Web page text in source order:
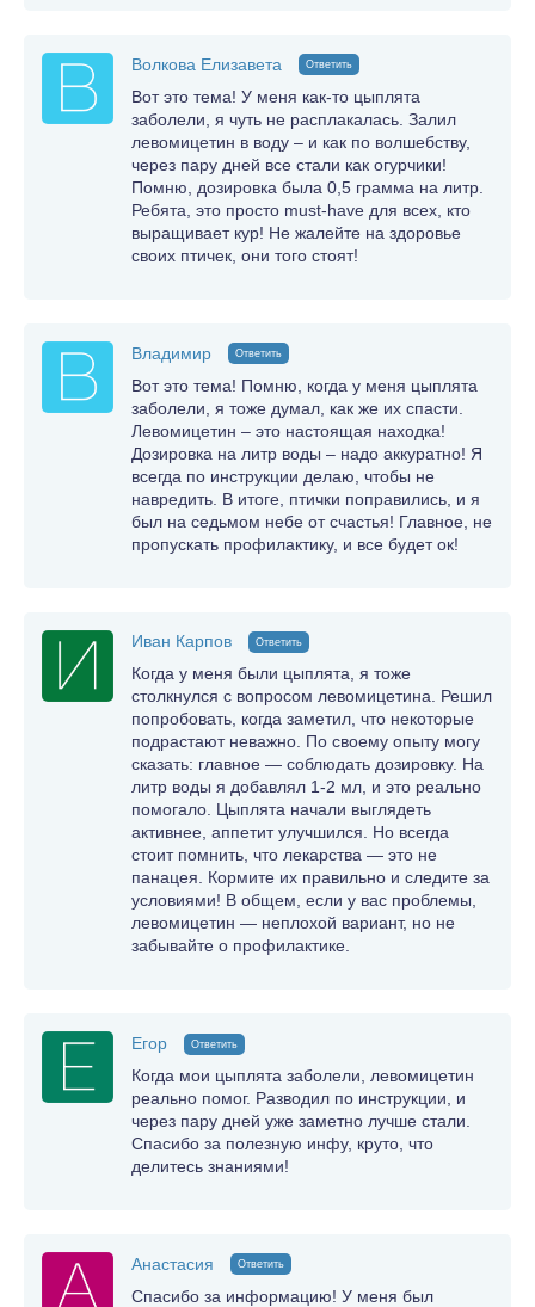
Волкова Елизавета Ответить
Вот это тема! У меня как-то цыплята
заболели, я чуть не расплакалась. Залил
левомицетин в воду – и как по волшебству,
через пару дней все стали как огурчики!
Помню, дозировка была 0,5 грамма на литр.
Ребята, это просто must-have для всех, кто
выращивает кур! Не жалейте на здоровье
своих птичек, они того стоят!
Владимир Ответить
Вот это тема! Помню, когда у меня цыплята
заболели, я тоже думал, как же их спасти.
Левомицетин – это настоящая находка!
Дозировка на литр воды – надо аккуратно! Я
всегда по инструкции делаю, чтобы не
навредить. В итоге, птички поправились, и я
был на седьмом небе от счастья! Главное, не
пропускать профилактику, и все будет ок!
Иван Карпов Ответить
Когда у меня были цыплята, я тоже
столкнулся с вопросом левомицетина. Решил
попробовать, когда заметил, что некоторые
подрастают неважно. По своему опыту могу
сказать: главное — соблюдать дозировку. На
литр воды я добавлял 1-2 мл, и это реально
помогало. Цыплята начали выглядеть
активнее, аппетит улучшился. Но всегда
стоит помнить, что лекарства — это не
панацея. Кормите их правильно и следите за
условиями! В общем, если у вас проблемы,
левомицетин — неплохой вариант, но не
забывайте о профилактике.
Егор Ответить
Когда мои цыплята заболели, левомицетин
реально помог. Разводил по инструкции, и
через пару дней уже заметно лучше стали.
Спасибо за полезную инфу, круто, что
делитесь знаниями!
Анастасия Ответить
Спасибо за информацию! У меня был